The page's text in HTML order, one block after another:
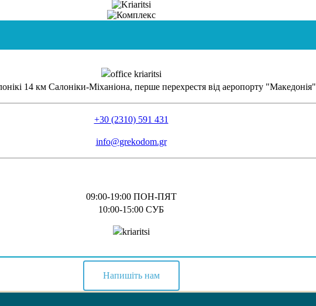
14 км Салоніки-Міханіона, перше перехрестя від аеропорту "Македонія"
+30 (2310) 591 431
info@grekodom.gr
09:00-19:00 ПОН-ПЯТ
10:00-15:00 СУБ
Напишіть нам